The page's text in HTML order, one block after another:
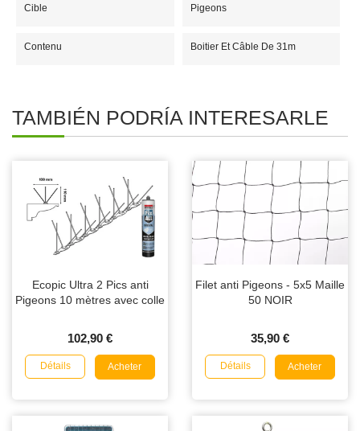
Cible Pigeons
Contenu Boitier Et Câble De 31m
TAMBIÉN PODRÍA INTERESARLE
Ecopic Ultra 2 Pics anti
Pigeons 10 mètres avec colle
102,90 €
Détails Acheter
Filet anti Pigeons - 5x5 Maille
50 NOIR
35,90 €
Détails Acheter